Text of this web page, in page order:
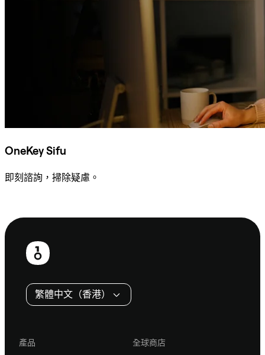
OneKey Sifu
即刻諮詢，掃除疑慮。
頁
繁體中文（香港）
產品
全球商店